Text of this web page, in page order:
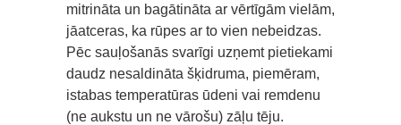
mitrināta un bagātināta ar vērtīgām vielām,
jāatceras, ka rūpes ar to vien nebeidzas.
Pēc sauļošanās svarīgi uzņemt pietiekami
daudz nesaldināta šķidruma, piemēram,
istabas temperatūras ūdeni vai remdenu
(ne aukstu un ne vārošu) zāļu tēju.